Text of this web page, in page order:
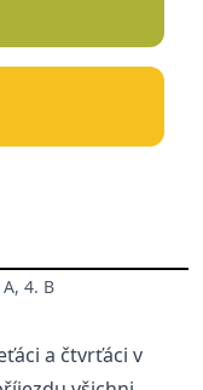
, 4. B
a čtvrťáci v